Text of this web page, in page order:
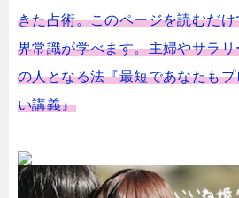
きた占術。このページを読むだ
界常識が学べます。主婦やサラ
の人となる法『最短であなたも
い講義』